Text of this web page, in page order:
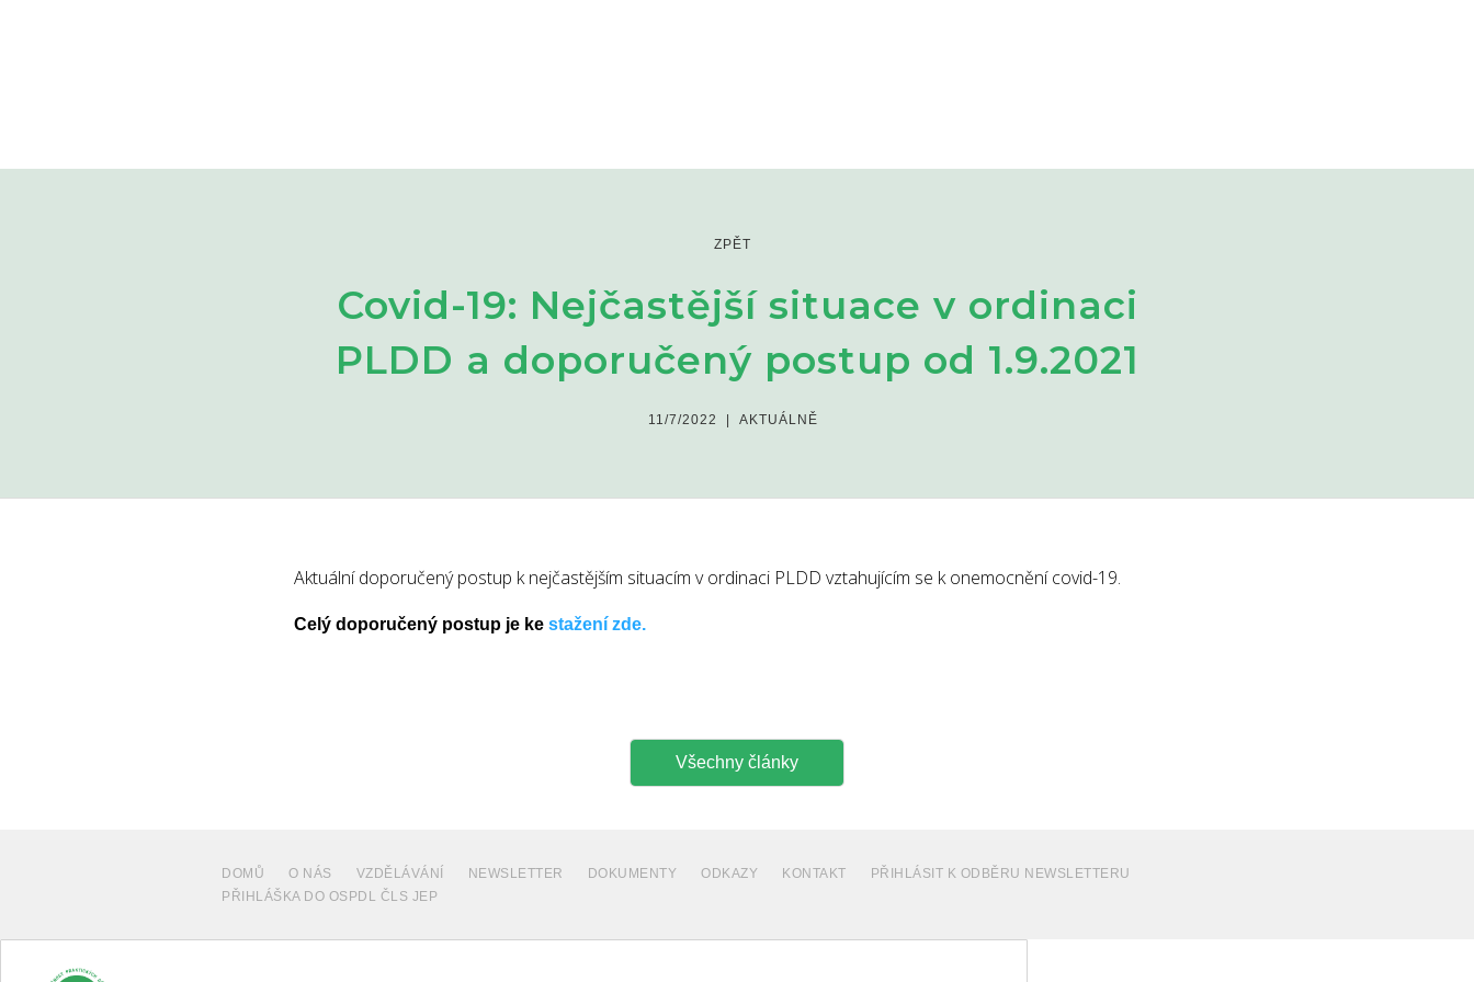
ZPĚT
Covid-19: Nejčastější situace v ordinaci
PLDD a doporučený postup od 1.9.2021
11/7/2022 | AKTUÁLNĚ
Aktuální doporučený postup k nejčastějším situacím v ordinaci PLDD vztahujícím se k onemocnění covid-19.
Celý doporučený postup je ke stažení zde.
Všechny články
DOMŮ O NÁS VZDĚLÁVÁNÍ NEWSLETTER DOKUMENTY ODKAZY KONTAKT
PŘIHLÁSIT K ODBĚRU NEWSLETTERU
PŘIHLÁŠKA DO OSPDL ČLS JEP